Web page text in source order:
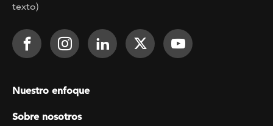
texto)
Footer Social
Face It TOGETHER on Facebook
Face It TOGETHER on
Face It TOGETHER on
Face ItFace It
Footer menu
Nuestro enfoque
Sobre nosotros